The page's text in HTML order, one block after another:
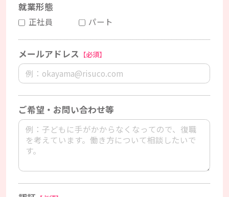
就業形態
正社員 パート
メールアドレス 【必須】
ご希望・お問い合わせ等